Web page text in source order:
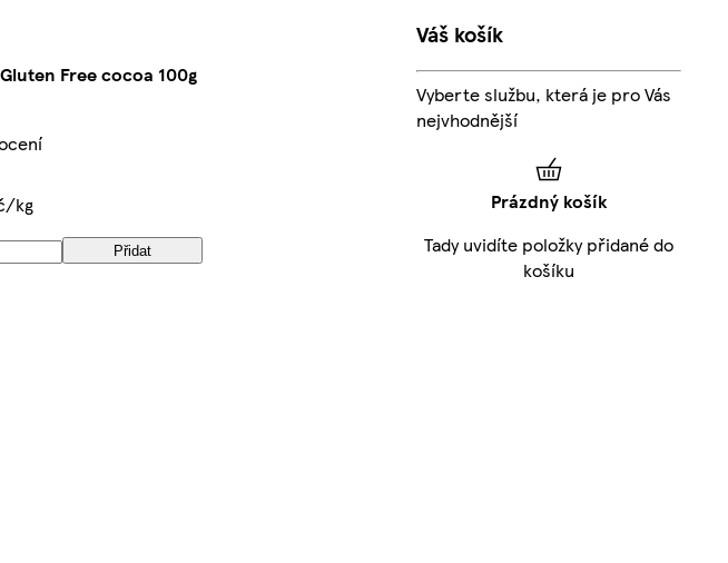
Free cocoa 100g
kg
Přidat
Váš košík
Vyberte službu, která je pro Vás
nejvhodnější
Prázdný košík
Tady uvidíte položky přidané do
košíku